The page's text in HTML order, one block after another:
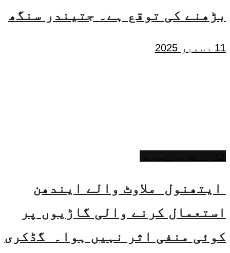
بڑھنے کی توقع ہے۔ جتیندر سنگھ
11 دسمبر 2025
ایتھنول ملاوٹ والے ایندھن
استعمال کرنے والی گاڑیوں پر
کوئی منفی اثر نہیں ہوا۔ گڈکری